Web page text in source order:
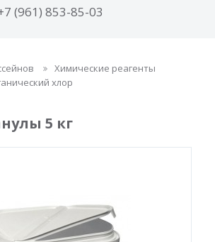
(961) 853-85-03
Химические реагенты
хлор
5 кг